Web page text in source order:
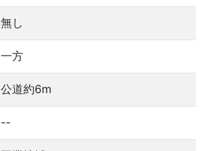
無し
一方
公道約6m
--